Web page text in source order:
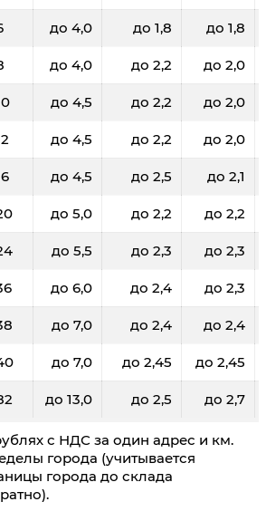
до 4,0 до 1,8 до 1,8
до 4,0 до 2,2 до 2,0
до 4,5 до 2,2 до 2,0
до 4,5 до 2,2 до 2,0
до 4,5 до 2,5 до 2,1
до 5,0 до 2,2 до 2,2
до 5,5 до 2,3 до 2,3
до 6,0 до 2,4 до 2,3
до 7,0 до 2,4 до 2,4
до 7,0 до 2,45 до 2,45
до 13,0 до 2,5 до 2,7
с НДС за один адрес и км.
города (учитывается
города до склада